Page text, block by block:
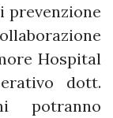
Hospital
dott.
potranno